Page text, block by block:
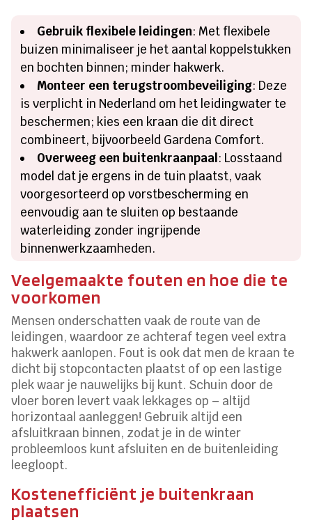
Gebruik flexibele leidingen: Met flexibele
buizen minimaliseer je het aantal koppelstukken
en bochten binnen; minder hakwerk.
Monteer een terugstroombeveiliging: Deze
is verplicht in Nederland om het leidingwater te
beschermen; kies een kraan die dit direct
combineert, bijvoorbeeld Gardena Comfort.
Overweeg een buitenkraanpaal : Losstaand
model dat je ergens in de tuin plaatst, vaak
voorgesorteerd op vorstbescherming en
eenvoudig aan te sluiten op bestaande
waterleiding zonder ingrijpende
binnenwerkzaamheden.
Veelgemaakte fouten en hoe die te
voorkomen
Mensen onderschatten vaak de route van de
leidingen, waardoor ze achteraf tegen veel extra
hakwerk aanlopen. Fout is ook dat men de kraan te
dicht bij stopcontacten plaatst of op een lastige
plek waar je nauwelijks bij kunt. Schuin door de
vloer boren levert vaak lekkages op – altijd
horizontaal aanleggen! Gebruik altijd een
afsluitkraan binnen, zodat je in de winter
probleemloos kunt afsluiten en de buitenleiding
leegloopt.
Kostenefficiënt je buitenkraan
plaatsen